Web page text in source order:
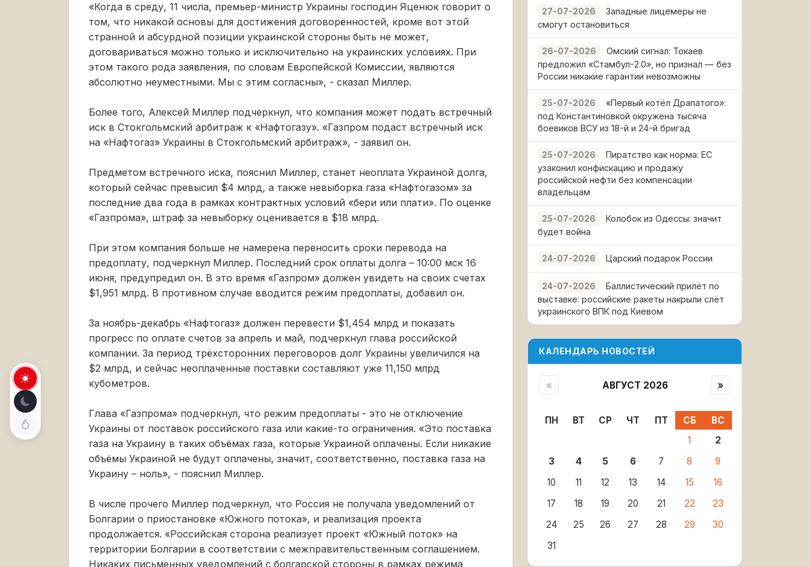
«Когда в среду, 11 числа, премьер-министр Украины господин Яценюк говорит о
том, что никакой основы для достижения договорённостей, кроме вот этой
странной и абсурдной позиции украинской стороны быть не может,
договариваться можно только и исключительно на украинских условиях. При
этом такого рода заявления, по словам Европейской Комиссии, являются
абсолютно неуместными. Мы с этим согласны», - сказал Миллер.
Более того, Алексей Миллер подчеркнул, что компания может подать встречный
иск в Стокгольмский арбитраж к «Нафтогазу». «Газпром подаст встречный иск
на «Нафтогаз» Украины в Стокгольмский арбитраж», - заявил он.
Предметом встречного иска, пояснил Миллер, станет неоплата Украиной долга,
который сейчас превысил $4 млрд, а также невыборка газа «Нафтогазом» за
последние два года в рамках контрактных условий «бери или плати». По оценке
«Газпрома», штраф за невыборку оценивается в $18 млрд.
При этом компания больше не намерена переносить сроки перевода на
предоплату, подчеркнул Миллер. Последний срок оплаты долга – 10:00 мск 16
июня, предупредил он. В это время «Газпром» должен увидеть на своих счетах
$1,951 млрд. В противном случае вводится режим предоплаты, добавил он.
За ноябрь-декабрь «Нафтогаз» должен перевести $1,454 млрд и показать
прогресс по оплате счетов за апрель и май, подчеркнул глава российской
компании. За период трёхсторонних переговоров долг Украины увеличился на
$2 млрд, и сейчас неоплаченные поставки составляют уже 11,150 млрд
кубометров.
Глава «Газпрома» подчеркнул, что режим предоплаты - это не отключение
Украины от поставок российского газа или какие-то ограничения. «Это поставка
газа на Украину в таких объёмах газа, которые Украиной оплачены. Если никакие
объёмы Украиной не будут оплачены, значит, соответственно, поставка газа на
Украину – ноль», - пояснил Миллер.
В числе прочего Миллер подчеркнул, что Россия не получала уведомлений от
Болгарии о приостановке «Южного потока», и реализация проекта
продолжается. «Российская сторона реализует проект «Южный поток» на
территории Болгарии в соответствии с межправительственным соглашением.
Никаких письменных уведомлений с болгарской стороны в рамках режима
27-07-2026
Западные лицемеры не
смогут остановиться
26-07-2026
Омский сигнал: Токаев
предложил «Стамбул-2.0», но признал — без
России никакие гарантии невозможны
25-07-2026
«Первый котёл Драпатого»:
под Константиновкой окружена тысяча
боевиков ВСУ из 18-й и 24-й бригад
25-07-2026
Пиратство как норма: ЕС
узаконил конфискацию и продажу
российской нефти без компенсации
владельцам
25-07-2026
Колобок из Одессы: значит
будет война
24-07-2026 Царский подарок России
24-07-2026
Баллистический прилёт по
выставке: российские ракеты накрыли слёт
украинского ВПК под Киевом
КАЛЕНДАРЬ НОВОСТЕЙ
« АВГУСТ 2026 »
ПН ВТ СР ЧТ ПТ СБ
ВС
1
2
3
4 5 6 7 8
9
10
11 12 13 14 15
16
17
18 19 20 21 22
23
24
25 26 27 28 29
30
31